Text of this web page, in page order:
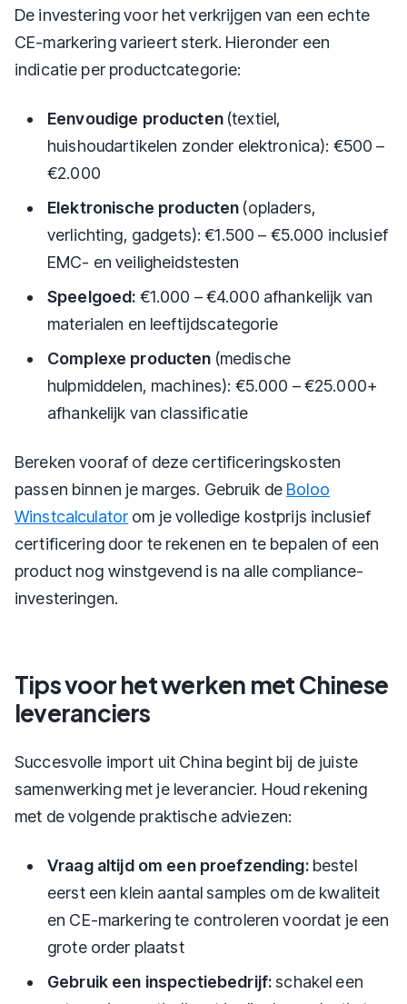
De investering voor het verkrijgen van een echte
CE-markering varieert sterk. Hieronder een
indicatie per productcategorie:
Eenvoudige producten(textiel,
huishoudartikelen zonder elektronica): €500 –
€2.000
Elektronische producten (opladers,
verlichting, gadgets): €1.500 – €5.000 inclusief
EMC- en veiligheidstesten
Speelgoed: €1.000 – €4.000 afhankelijk van
materialen en leeftijdscategorie
Complexe producten (medische
hulpmiddelen, machines): €5.000 – €25.000+
afhankelijk van classificatie
Bereken vooraf of deze certificeringskosten
passen binnen je marges. Gebruik de Boloo
Winstcalculator om je volledige kostprijs inclusief
certificering door te rekenen en te bepalen of een
product nog winstgevend is na alle compliance-
investeringen.
Tips voor het werken met Chinese
leveranciers
Succesvolle import uit China begint bij de juiste
samenwerking met je leverancier. Houd rekening
met de volgende praktische adviezen:
Vraag altijd om een proefzending:bestel
eerst een klein aantal samples om de kwaliteit
en CE-markering te controleren voordat je een
grote order plaatst
Gebruik een inspectiebedrijf:schakel een